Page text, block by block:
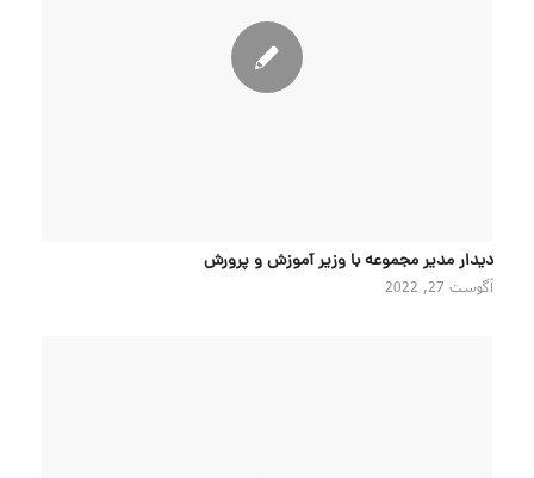
دیدار مدیر مجموعه با وزیر آموزش و پرورش
آگوست 27, 2022